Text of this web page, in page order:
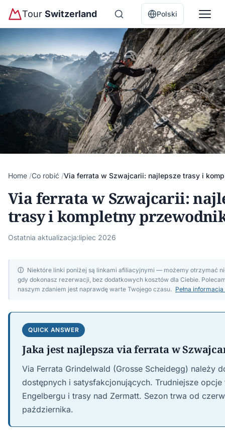
Tour Switzerland Polski
Home Co robić Via ferrata w Szwajcarii: najlepsze trasy i
Via ferrata w Szwajcarii:
trasy i kompletny
Ostatnia aktualizacja:lipiec 2026
ⓘ Niektóre linki poniżej są linkami afiliacyjnymi — możemy otrzymać
gdy dokonasz rezerwacji, bez dodatkowych kosztów dla Ciebie.
naszym zdaniem jest naprawdę warte Twojego czasu. Pełna
QUICK ANSWER
Jaka jest najlepsza via ferrata w
Via Ferrata Grindelwald (Grosse Scheidegg) należy
dostępnych i satysfakcjonujących. Trudniejsze opcje
Engelbergu i trasy nad Zermatt. Sezon trwa od
października.